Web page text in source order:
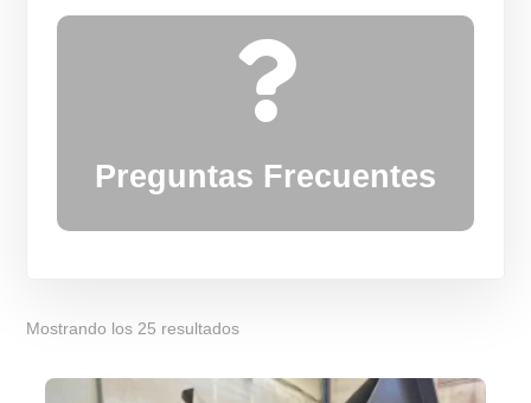

Preguntas Frecuentes
Mostrando los 25 resultados